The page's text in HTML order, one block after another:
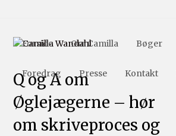
Forside Om Camilla Bøger
Foredrag Presse Kontakt
Q og A om
Øglejægerne – hør
om skriveproces og